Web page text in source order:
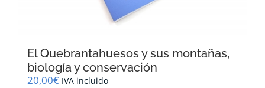
El Quebrantahuesos y sus montañas,
biología y conservación
20,00€ IVA incluido